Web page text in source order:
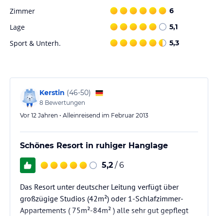
Zimmer 6
Lage 5,1
Sport & Unterh. 5,3
Kerstin (46-50)
8 Bewertungen
Vor 12 Jahren • Alleinreisend im Februar 2013
Schönes Resort in ruhiger Hanglage
5,2 / 6
Das Resort unter deutscher Leitung verfügt über
großzügige Studios (42m²) oder 1-Schlafzimmer-
Appartements ( 75m²-84m² ) alle sehr gut gepflegt